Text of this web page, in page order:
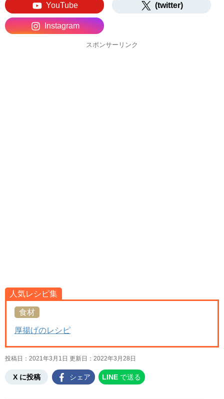
YouTube (twitter)
Instagram
スポンサーリンク
人気レシピ集
食材
厚揚げのレシピ
投稿日：2021年3月1日 更新日： 2022年3月28日
X に投稿 シェア LINE で送る